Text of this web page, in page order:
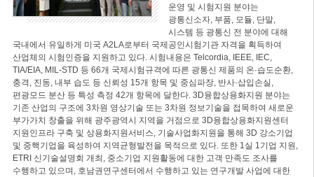
운영 및 시험지원 분야는
광통신소자, 부품, 모듈, 단말,
시스템 등 광통신 전 분야에 대해
국내에서 유일하게 미국 A2LA로부터 국제공인시험기관 자격을 획득하여
산업체의 시험인증을 지원하고 있다. 시험내용은 Telcordia, IEEE, IEC,
TIA/EIA, MIL-STD 등 66개 국제시험규격에 따른 광통신 제품의 온·습도순환,
충격, 진동, 내부 습도 등 신뢰성 15개 항목 및 중심파장, 반사·삽입손실,
편광모드 분산 등 특성 측정 42개 항목에 달한다. 3D융합상용화지원 분야는
기존 산업의 구조에 3차원 영상기술 또는 3차원 정보기술을 접목하여 새로운
부가가치 창출을 위해 광주광역시 지역을 거점으로 3D융합상용화지원센터
지원인프라 구축 및 상용화지원서비스, 기술사업화지원을 통해 3D 강소기업
및 중핵기업을 육성하여 지역균형발전을 목적으로 있다. 또한 1실 1기업 지원,
ETRI 신기술설명회 개최, 중소기업 지원활동에 대한 고객 만족도 조사를
수행하고 있으며, 호남권연구센터에서 수행하고 있는 연구개발 사업에 대한